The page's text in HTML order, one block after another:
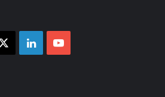
LinkedinYouTube